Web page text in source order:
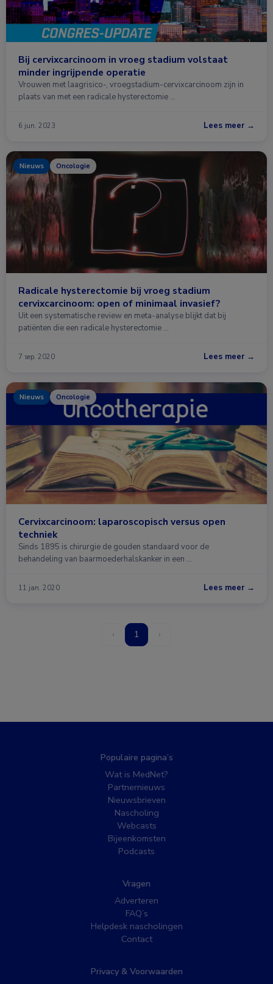
Bij cervixcarcinoom in vroeg stadium volstaat
minder ingrijpende operatie
Vrouwen met laagrisico-, vroegstadium-cervixcarcinoom zijn in
plaats van met een radicale hysterectomie …
6 jun. 2023 Lees meer →
Nieuws Oncologie
Radicale hysterectomie bij vroeg stadium
cervixcarcinoom: open of minimaal invasief?
Uit een systematische review en meta-analyse blijkt dat bij
patiënten die een radicale hysterectomie …
7 sep. 2020 Lees meer →
Nieuws Oncologie
Cervixcarcinoom: laparoscopisch versus open
techniek
Sinds 1895 is chirurgie de gouden standaard voor de
behandeling van baarmoederhalskanker in een …
11 jan. 2020 Lees meer →
‹ 1 ›
Populaire pagina’s
Wat is MedNet?
Partnernieuws
Nieuwsbrieven
Nascholing
Webcasts
Bijeenkomsten
Podcasts
Vragen
Adverteren
FAQ’s
Helpdesk nascholingen
Contact
Privacy & Voorwaarden